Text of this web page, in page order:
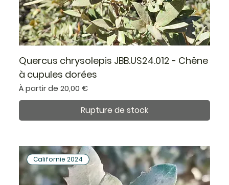
Quercus chrysolepis JBB.US24.012 - Chêne
à cupules dorées
À partir de20,00 €
Prix promotionnel
Rupture de stock
Californie 2024